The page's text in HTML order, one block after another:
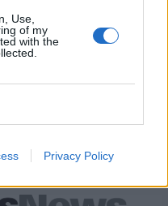
Use,
of my
with the
Privacy Policy
έργων ΑΠΕ άνω των 2
Γιάννης Αλαφούζος επιστρέφει